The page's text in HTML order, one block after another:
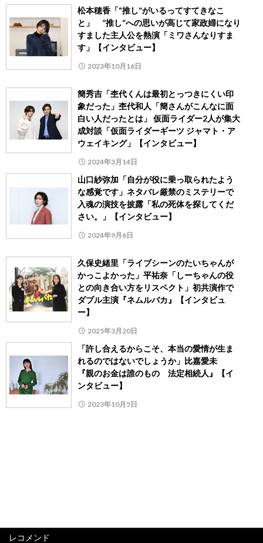
松本穂香「“推し”がいるってすてきなこ
と」 ”推し“への思いが高じて家政婦になり
すました主人公を熱演「ミワさんなりすま
す」【インタビュー】
2023年10月16日
簡秀吉「杢代くんは最初とっつきにくい印
象だった」杢代和人「簡さんがこんなに面
白い人だったとは」 仮面ライダー2人が集大
成対談「仮面ライダーギーツ ジャマト・ア
ウェイキング」【インタビュー】
2024年3月14日
山口紗弥加「自分が役に乗っ取られたよう
な感覚です」ネタバレ厳禁のミステリーで
入魂の演技を披露「私の死体を探してくだ
さい。」【インタビュー】
2024年9月6日
久保史緒里「ライブシーンのたいちゃんが
かっこよかった」平祐奈「しーちゃんの役
との向き合い方をリスペクト」初共演作で
ダブル主演『ネムルバカ』【インタビュ
ー】
2025年3月20日
「許し合えるからこそ、本当の愛情が生ま
れるのではないでしょうか」比嘉愛未
『親のお金は誰のもの 法定相続人』【イ
ンタビュー】
2023年10月5日
レコメンド